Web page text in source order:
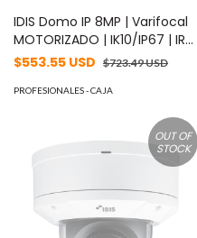
IDIS Domo IP 8MP | Varifocal
MOTORIZADO | IK10/IP67 | IR
40 m | Entrada/Salida de
| MicroSD Hasta 256 GB |
Cumple con NDAA MOD: DC-
$553.55 USD $723.49 USD
PROFESIONALES - CAJA
OUT OF
STOCK